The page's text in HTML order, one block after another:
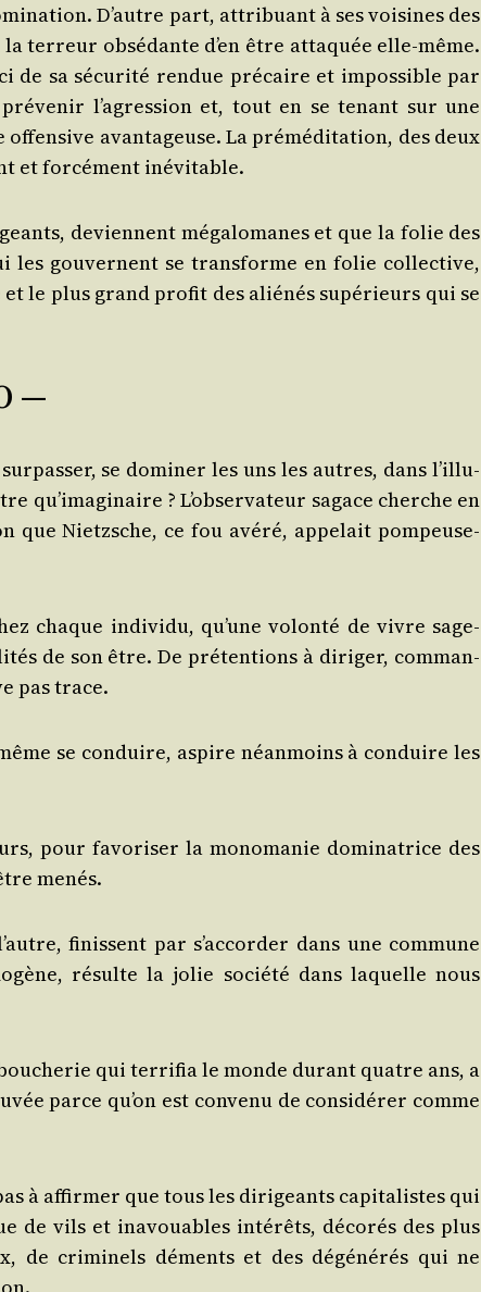
D’autre part, attri­buant à ses voi­sines des
ter­reur obsé­dante d’en être atta­quée elle-même.
de sa sécu­ri­té ren­due pré­caire et impos­sible par
l’a­gres­sion et, tout en se tenant sur une
offen­sive avan­ta­geuse. La pré­mé­di­ta­tion, des deux
et for­cé­ment inévitable.
deviennent méga­lo­manes et que la folie des
les gou­vernent se trans­forme en folie col­lec­tive,
le plus grand pro­fit des alié­nés supé­rieurs qui se
—
se domi­ner les uns les autres, dans l’illu­
qu’i­ma­gi­naire ? L’ob­ser­va­teur sagace cherche en
que Nietzsche, ce fou avé­ré, appe­lait pom­peu­se­
chaque indi­vi­du, qu’une volon­té de vivre sage­
de son être. De pré­ten­tions à diri­ger, com­man­
pas trace.
se conduire, aspire néan­moins à conduire les
pour favo­ri­ser la mono­ma­nie domi­na­trice des
menés.
finissent par s’ac­cor­der dans une com­mune
résulte la jolie socié­té dans laquelle nous
qui ter­ri­fia le monde durant quatre ans, a
parce qu’on est conve­nu de consi­dé­rer comme
à affir­mer que tous les diri­geants capi­ta­listes qui
de vils et inavouables inté­rêts, déco­rés des plus
de cri­mi­nels déments et des dégé­né­rés qui ne